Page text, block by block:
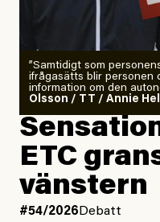
”Samtidigt som
ifrågasätts blir personen
information om den
Olsson / TT / Annie
ETC
vänstern
#54/2026 Debatt